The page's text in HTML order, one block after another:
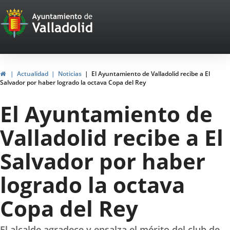
Portal
Web
del
Ayuntamiento
de
Valladolid
HomeActualidad Noticias
El Ayuntamiento de Valladolid recibe a El
Salvador por haber logrado la octava Copa del Rey
El Ayuntamiento de
Valladolid recibe a El
Salvador por haber
logrado la octava
Copa del Rey